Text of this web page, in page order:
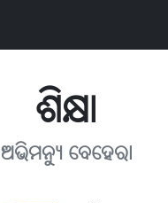
ଶିକ୍ଷା
ଅଭିମନ୍ୟୁ ବେହେରା